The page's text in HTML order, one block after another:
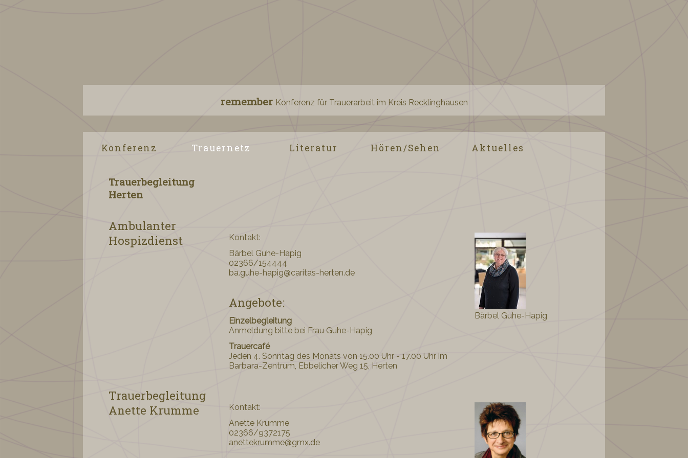
remember Konferenz für Trauerarbeit im Kreis Recklinghausen
Konferenz
Trauernetz Literatur Hören/Sehen Aktuelles
Trauerbegleitung
Herten
Ambulanter
Hospizdienst
Kontakt:
Bärbel Guhe-Hapig
02366/154444
ba.guhe-hapig@caritas-herten.de
Angebote:
Einzelbegleitung
Anmeldung bitte bei Frau Guhe-Hapig
Trauercafé
Jeden 4. Sonntag des Monats von 15.00 Uhr - 17.00 Uhr im
Barbara-Zentrum, Ebbelicher Weg 15, Herten
Bärbel Guhe-Hapig
Trauerbegleitung
Anette Krumme
Kontakt:
Anette Krumme
02366/9372175
anettekrumme@gmx.de